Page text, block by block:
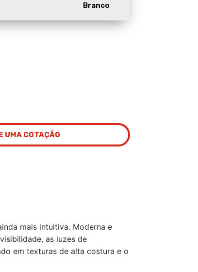
Branco
UMA COTAÇÃO
mais intuitiva. Moderna e
as luzes de
em texturas de alta costura e o